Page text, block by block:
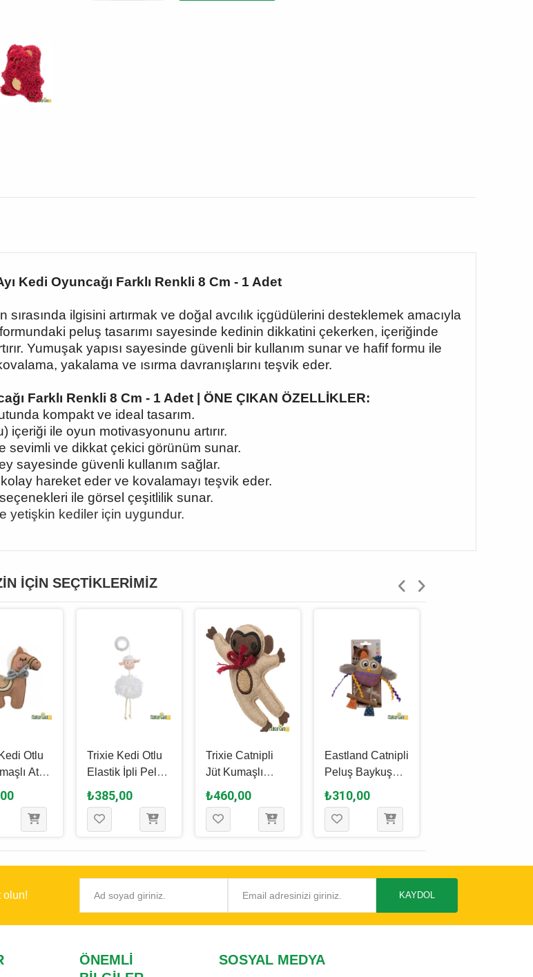
Kedi Oyuncağı Farklı Renkli 8 Cm - 1 Adet
ilgisini artırmak ve doğal avcılık içgüdülerini desteklemek amacıyla
peluş tasarımı sayesinde kedinin dikkatini çekerken, içeriğinde
Yumuşak yapısı sayesinde güvenli bir kullanım sunar ve hafif formu ile
yakalama ve ısırma davranışlarını teşvik eder.
Farklı Renkli 8 Cm - 1 Adet | ÖNE ÇIKAN ÖZELLİKLER:
kompakt ve ideal tasarım.
içeriği ile oyun motivasyonunu artırır.
sevimli ve dikkat çekici görünüm sunar.
sayesinde güvenli kullanım sağlar.
hareket eder ve kovalamayı teşvik eder.
seçenekleri ile görsel çeşitlilik sunar.
yetişkin kediler için uygundur.
İÇIN SEÇTIKLERIMIZ
Otlu
At
Trixie Kedi Otlu
Elastik İpli Peluş
Koyun Kedi
Oyuncağı 20 Cm
₺385,00
Trixie Catnipli
Jüt Kumaşlı
Maymun Kedi
Oyuncağı 12 Cm
₺460,00
Eastland Catnipli
Peluş Baykuş
Kedi Oyuncağı
16 Cm
₺310,00
olun! KAYDOL
ÖNEMLI
SOSYAL MEDYA